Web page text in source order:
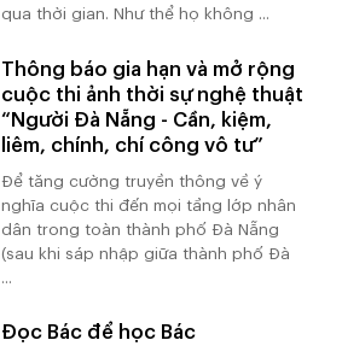
qua thời gian. Như thể họ không ...
Thông báo gia hạn và mở rộng
cuộc thi ảnh thời sự nghệ thuật
“Người Đà Nẵng - Cần, kiệm,
liêm, chính, chí công vô tư”
Để tăng cường truyền thông về ý
nghĩa cuộc thi đến mọi tầng lớp nhân
dân trong toàn thành phố Đà Nẵng
(sau khi sáp nhập giữa thành phố Đà
...
Đọc Bác để học Bác